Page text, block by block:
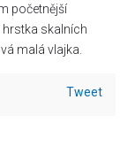
početnější
hrstka skalních
malá vlajka.
Tweet